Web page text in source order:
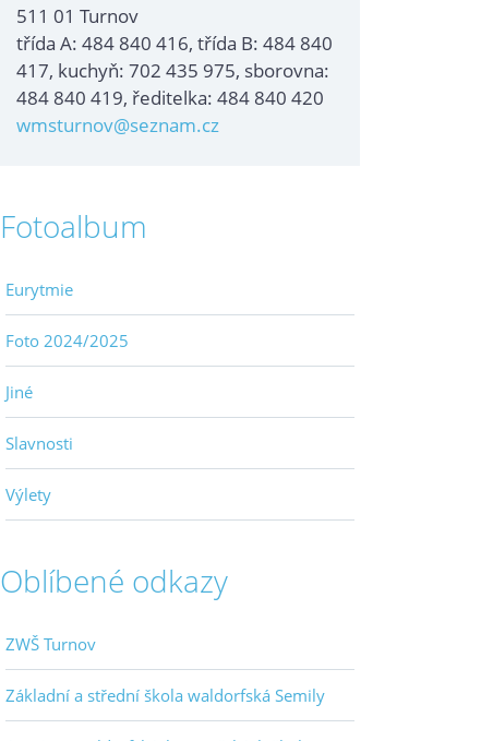
511 01 Turnov
třída A: 484 840 416, třída B: 484 840
417, kuchyň: 702 435 975, sborovna:
484 840 419, ředitelka: 484 840 420
wmsturnov@seznam.cz
Fotoalbum
Eurytmie
Foto 2024/2025
Jiné
Slavnosti
Výlety
Oblíbené odkazy
ZWŠ Turnov
Základní a střední škola waldorfská Semily